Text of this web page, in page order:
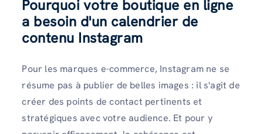
Pourquoi votre boutique en ligne
a besoin d'un calendrier de
contenu Instagram
Pour les marques e-commerce, Instagram ne se
résume pas à publier de belles images : il s'agit de
créer des points de contact pertinents et
stratégiques avec votre audience. Et pour y